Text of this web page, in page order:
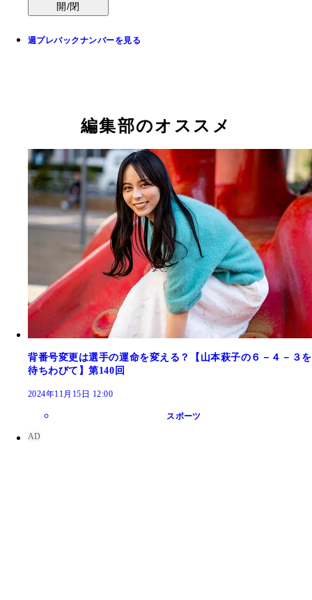
開/閉
週プレバックナンバーを見る
編集部のオススメ
背番号変更は選手の運命を変える？【山本萩子の６－４－３を
待ちわびて】第140回
2024年11月15日 12:00
スポーツ